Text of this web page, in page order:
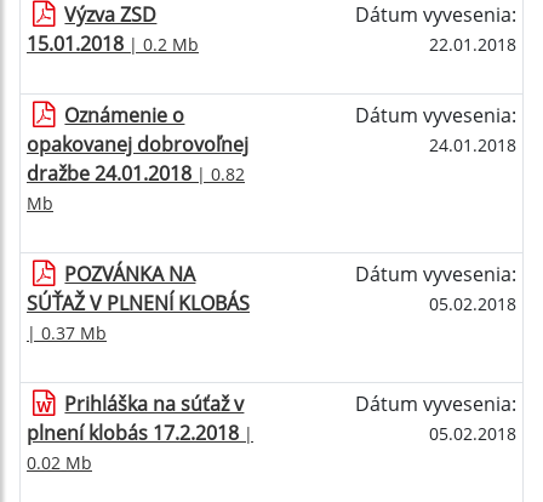
Výzva ZSD
15.01.2018 | 0.2 Mb
Dátum vyvesenia:
22.01.2018
Oznámenie o
opakovanej dobrovoľnej
dražbe 24.01.2018 | 0.82
Mb
Dátum vyvesenia:
24.01.2018
POZVÁNKA NA
SÚŤAŽ V PLNENÍ KLOBÁS
| 0.37 Mb
Dátum vyvesenia:
05.02.2018
Prihláška na súťaž v
plnení klobás 17.2.2018 |
0.02 Mb
Dátum vyvesenia:
05.02.2018